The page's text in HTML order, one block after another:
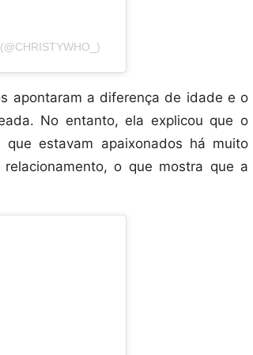
apontaram a diferença de idade e o
No entanto, ela explicou que o
estavam apaixonados há muito
o que mostra que a